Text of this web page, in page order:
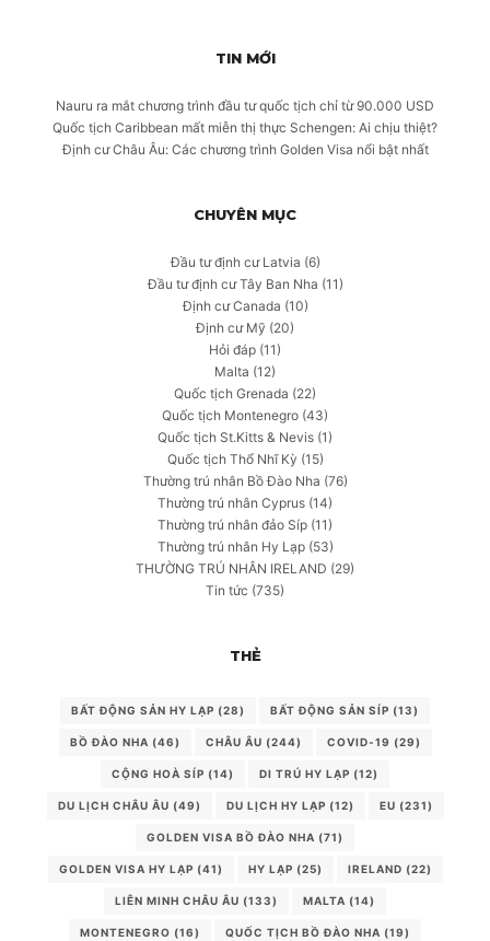
TIN MỚI
Nauru ra mắt chương trình đầu tư quốc tịch chỉ từ 90.000 USD
Quốc tịch Caribbean mất miễn thị thực Schengen: Ai chịu thiệt?
Định cư Châu Âu: Các chương trình Golden Visa nổi bật nhất
CHUYÊN MỤC
Đầu tư định cư Latvia (6)
Đầu tư định cư Tây Ban Nha (11)
Định cư Canada (10)
Định cư Mỹ (20)
Hỏi đáp (11)
Malta (12)
Quốc tịch Grenada (22)
Quốc tịch Montenegro (43)
Quốc tịch St.Kitts & Nevis (1)
Quốc tịch Thổ Nhĩ Kỳ (15)
Thường trú nhân Bồ Đào Nha (76)
Thường trú nhân Cyprus (14)
Thường trú nhân đảo Síp (11)
Thường trú nhân Hy Lạp(53)
THƯỜNG TRÚ NHÂN IRELAND (29)
Tin tức (735)
THẺ
BẤT ĐỘNG SẢN HY LẠP (28) BẤT ĐỘNG SẢN SÍP (13)
BỒ ĐÀO NHA (46) CHÂU ÂU (244) COVID-19 (29)
CỘNG HOÀ SÍP (14) DI TRÚ HY LẠP (12)
DU LỊCH CHÂU ÂU (49) DU LỊCH HY LẠP (12) EU (231)
GOLDEN VISA BỒ ĐÀO NHA (71)
GOLDEN VISA HY LẠP (41) HY LẠP (25) IRELAND (22)
LIÊN MINH CHÂU ÂU (133) MALTA (14)
MONTENEGRO (16) QUỐC TỊCH BỒ ĐÀO NHA (19)